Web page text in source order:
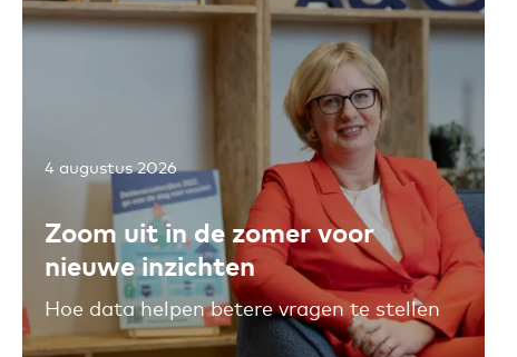
Toevoegen aan favorieten
4 augustus 2026
Zoom uit in de zomer voor
nieuwe inzichten
Hoe data helpen betere vragen te stellen